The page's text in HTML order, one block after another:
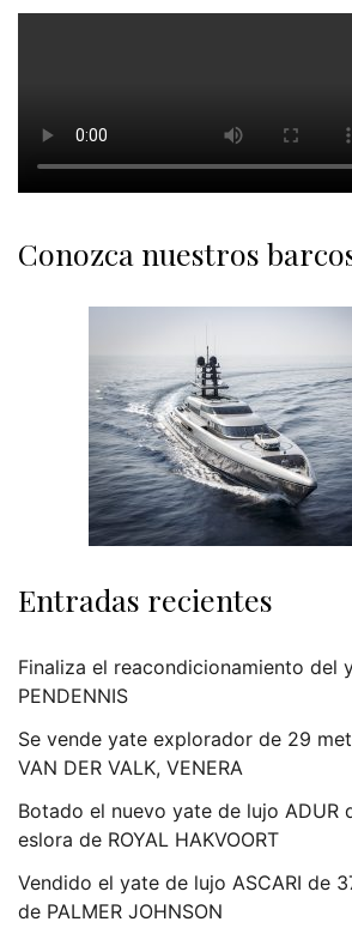
Conozca nuestros
Entradas recientes
Finaliza el reacondicionamiento del
PENDENNIS
Se vende yate explorador de 29
VAN DER VALK, VENERA
Botado el nuevo yate de lujo ADUR
eslora de ROYAL HAKVOORT
Vendido el yate de lujo ASCARI de
de PALMER JOHNSON